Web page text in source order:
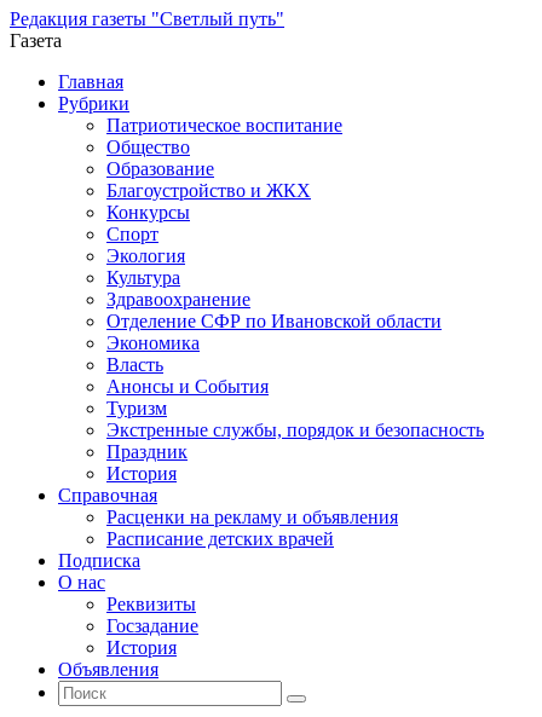
Редакция газеты "Светлый путь"
Газета
Промотать
содержимому
Главная
Рубрики
Патриотическое воспитание
Общество
Образование
Благоустройство и ЖКХ
Конкурсы
Спорт
Экология
Культура
Здравоохранение
Отделение СФР по Ивановской области
Экономика
Власть
Анонсы и События
Туризм
Экстренные службы, порядок и безопасность
Праздник
История
Справочная
Расценки на рекламу и объявления
Расписание детских врачей
Подписка
О нас
Реквизиты
Госзадание
История
Объявления
Поиск
Искать:
Поиск